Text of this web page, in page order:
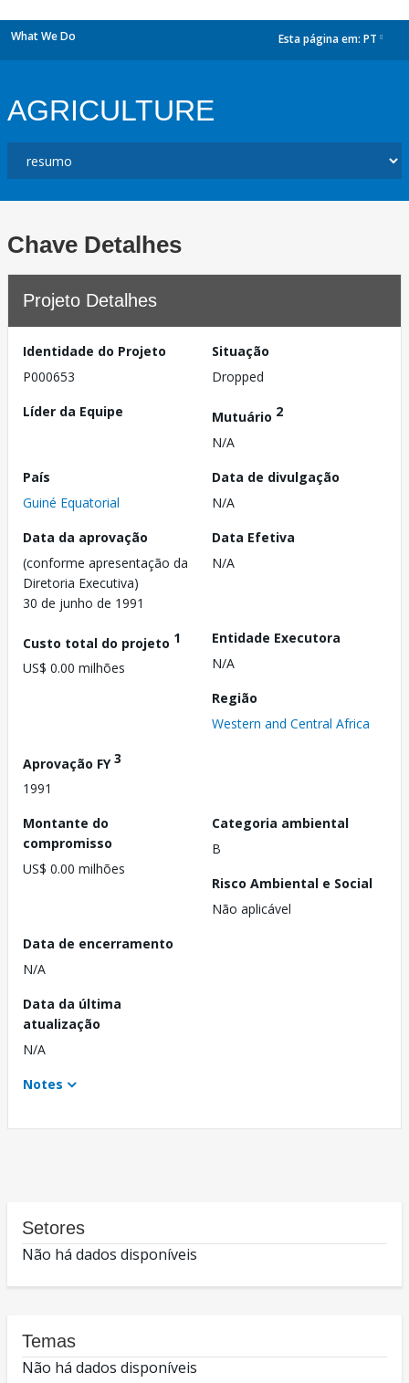
What We Do Esta página em: PT
AGRICULTURE
Chave Detalhes
Projeto Detalhes
Identidade do Projeto
P000653
Situação
Dropped
Líder da Equipe
Mutuário 2
N/A
País
Guiné Equatorial
Data de divulgação
N/A
Data da aprovação
(conforme apresentação da
Diretoria Executiva)
30 de junho de 1991
Data Efetiva
N/A
Custo total do projeto 1
US$ 0.00 milhões
Entidade Executora
N/A
Região
Western and Central Africa
Aprovação FY3
1991
Montante do
compromisso
US$ 0.00 milhões
Categoria ambiental
B
Risco Ambiental e Social
Não aplicável
Data de encerramento
N/A
Data da última
atualização
N/A
Notes
Setores
Não há dados disponíveis
Temas
Não há dados disponíveis